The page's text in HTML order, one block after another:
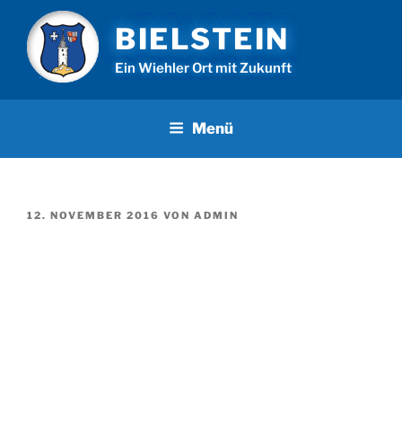
Inhalt
springen
BIELSTEIN
Ein Wiehler Ort mit Zukunft
Menü
VERÖFFENTLICHT
12. NOVEMBER 2016 VON ADMIN